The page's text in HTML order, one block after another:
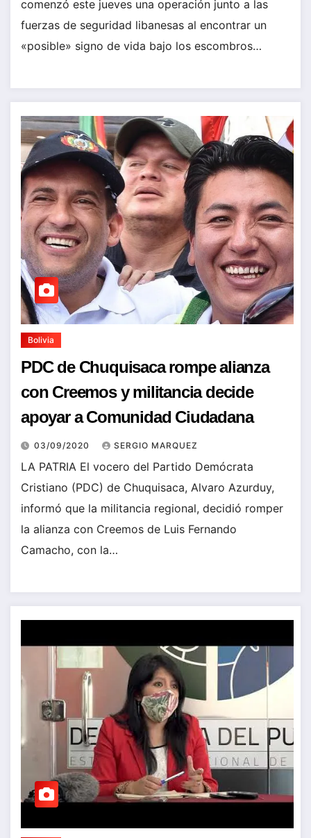
comenzó este jueves una operación junto a las
fuerzas de seguridad libanesas al encontrar un
«posible» signo de vida bajo los escombros…
Bolivia
PDC de Chuquisaca rompe alianza
con Creemos y militancia decide
apoyar a Comunidad Ciudadana
03/09/2020 SERGIO MARQUEZ
LA PATRIA El vocero del Partido Demócrata
Cristiano (PDC) de Chuquisaca, Alvaro Azurduy,
informó que la militancia regional, decidió romper
la alianza con Creemos de Luis Fernando
Camacho, con la…